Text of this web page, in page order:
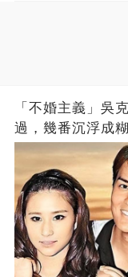
「不婚主義」吳
過，幾番沉浮成